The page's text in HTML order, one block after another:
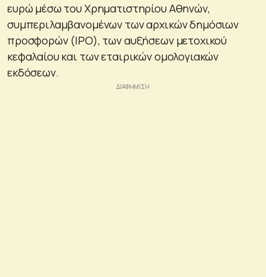
ευρώ μέσω του Χρηματιστηρίου Αθηνών,
συμπεριλαμβανομένων των αρχικών δημόσιων
προσφορών (IPO), των αυξήσεων μετοχικού
κεφαλαίου και των εταιρικών ομολογιακών
εκδόσεων.